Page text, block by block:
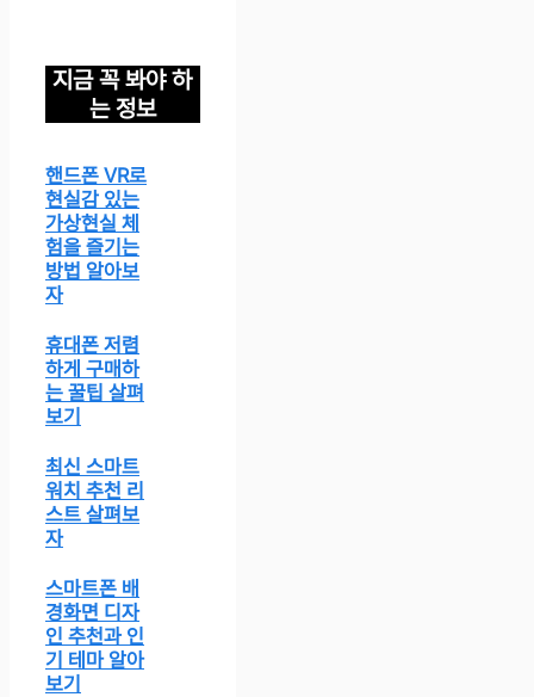
지금 꼭 봐야 하
는 정보
핸드폰 VR로
현실감 있는
가상현실 체
험을 즐기는
방법 알아보
자
휴대폰 저렴
하게 구매하
는 꿀팁 살펴
보기
최신 스마트
워치 추천 리
스트 살펴보
자
스마트폰 배
경화면 디자
인 추천과 인
기 테마 알아
보기